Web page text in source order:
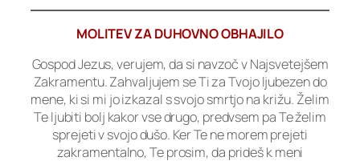
MOLITEV ZA DUHOVNO OBHAJILO
Gospod Jezus, verujem, da si navzoč v Najsvetejšem
Zakramentu. Zahvaljujem se Ti za Tvojo ljubezen do
mene, ki si mi jo izkazal s svojo smrtjo na križu. Želim
Te ljubiti bolj kakor vse drugo, predvsem pa Te želim
sprejeti v svojo dušo. Ker Te ne morem prejeti
zakramentalno, Te prosim, da prideš k meni